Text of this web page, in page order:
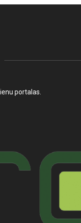
portalas.